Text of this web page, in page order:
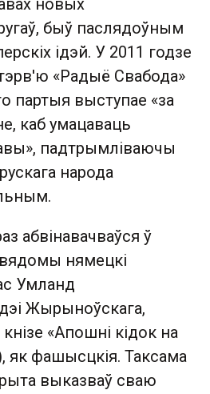
новых
быў паслядоўным
ідэй. У 2011 годзе
«Радыё Свабода»
партыя выступае «за
каб умацаваць
падтрымліваючы
народа
абвінавачваўся ў
нямецкі
Умланд
Жырыноўскага,
«Апошні кідок на
як фашысцкія. Таксама
выказваў сваю